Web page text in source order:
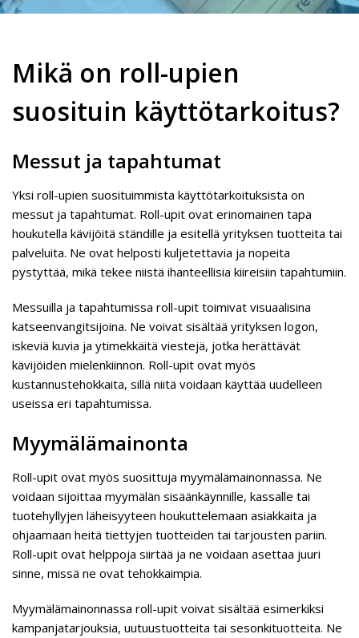
Mikä on roll-upien
suosituin käyttötarkoitus?
Messut ja tapahtumat
Yksi roll-upien suosituimmista käyttötarkoituksista on
messut ja tapahtumat. Roll-upit ovat erinomainen tapa
houkutella kävijöitä ständille ja esitellä yrityksen tuotteita tai
palveluita. Ne ovat helposti kuljetettavia ja nopeita
pystyttää, mikä tekee niistä ihanteellisia kiireisiin tapahtumiin.
Messuilla ja tapahtumissa roll-upit toimivat visuaalisina
katseenvangitsijoina. Ne voivat sisältää yrityksen logon,
iskeviä kuvia ja ytimekkäitä viestejä, jotka herättävät
kävijöiden mielenkiinnon. Roll-upit ovat myös
kustannustehokkaita, sillä niitä voidaan käyttää uudelleen
useissa eri tapahtumissa.
Myymälämainonta
Roll-upit ovat myös suosittuja myymälämainonnassa. Ne
voidaan sijoittaa myymälän sisäänkäynnille, kassalle tai
tuotehyllyjen läheisyyteen houkuttelemaan asiakkaita ja
ohjaamaan heitä tiettyjen tuotteiden tai tarjousten pariin.
Roll-upit ovat helppoja siirtää ja ne voidaan asettaa juuri
sinne, missä ne ovat tehokkaimpia.
Myymälämainonnassa roll-upit voivat sisältää esimerkiksi
kampanjatarjouksia, uutuustuotteita tai sesonkituotteita. Ne